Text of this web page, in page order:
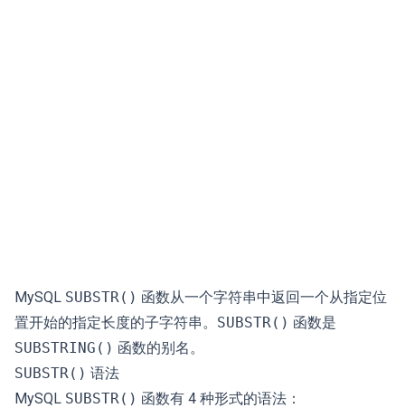
MySQL SUBSTR() 函数从一个字符串中返回一个从指定位
置开始的指定长度的子字符串。 SUBSTR() 函数是
SUBSTRING() 函数的别名。
SUBSTR() 语法
MySQL SUBSTR() 函数有 4 种形式的语法：